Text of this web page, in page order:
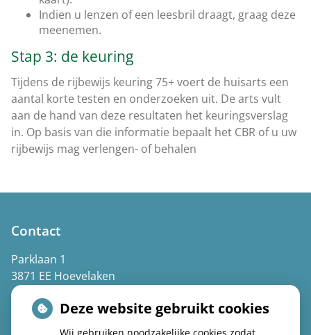
Indien u lenzen of een leesbril draagt, graag deze
meenemen.
Stap 3: de keuring
Tijdens de rijbewijs keuring 75+ voert de huisarts een
aantal korte testen en onderzoeken uit. De arts vult
aan de hand van deze resultaten het keuringsverslag
in. Op basis van die informatie bepaalt het CBR of u uw
rijbewijs mag verlengen- of behalen
Contact
Parklaan 1
3871 EE Hoevelaken
(033) 253 43 07
Spoed: kies 1
Deze website gebruikt cookies